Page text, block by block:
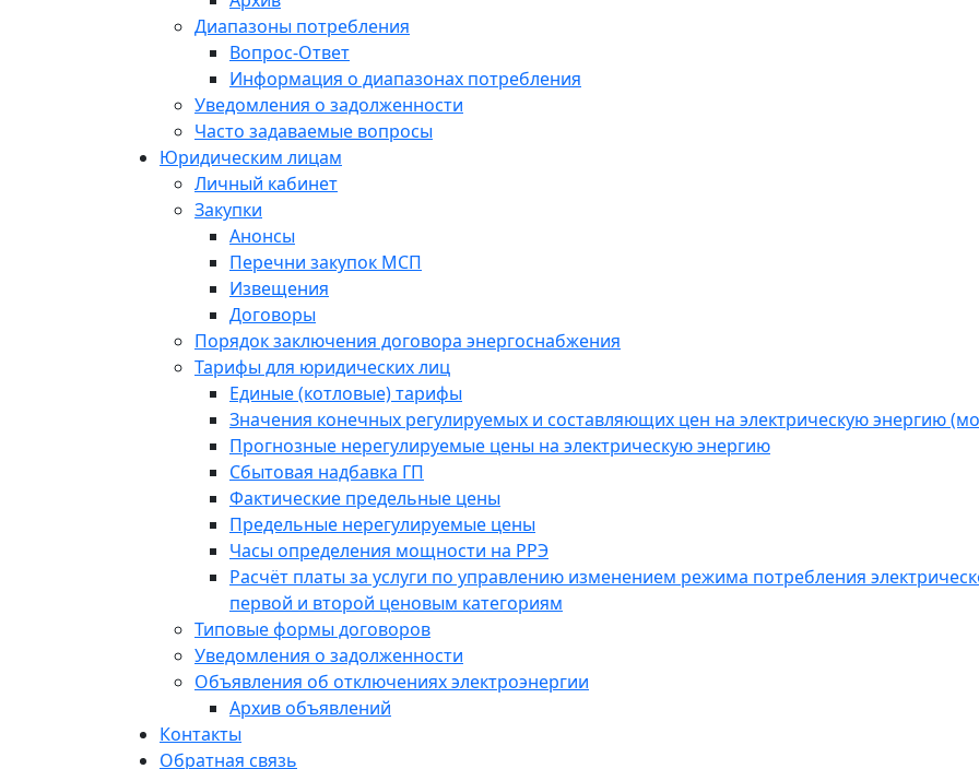
Диапазоны потребления
Вопрос-Ответ
Информация о диапазонах потребления
Уведомления о задолженности
Часто задаваемые вопросы
Юридическим лицам
Личный кабинет
Закупки
Анонсы
Перечни закупок МСП
Извещения
Договоры
Порядок заключения договора энергоснабжения
Тарифы для юридических лиц
Единые (котловые) тарифы
Значения конечных регулируемых и составляющих цен на электрическую энергию
Прогнозные нерегулируемые цены на электрическую энергию
Сбытовая надбавка ГП
Фактические предельные цены
Предельные нерегулируемые цены
Часы определения мощности на РРЭ
Расчёт платы за услуги по управлению изменением режима потребления
первой и второй ценовым категориям
Типовые формы договоров
Уведомления о задолженности
Объявления об отключениях электроэнергии
Архив объявлений
Контакты
Обратная связь